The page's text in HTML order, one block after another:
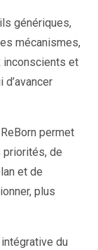
génériques,
mécanismes,
et
d’avancer
permet
priorités, de
et de
plus
du